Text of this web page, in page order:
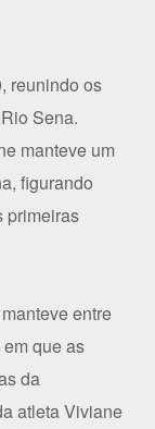
reunindo os
Sena.
manteve um
figurando
primeiras
entre
que as
da
atleta Viviane